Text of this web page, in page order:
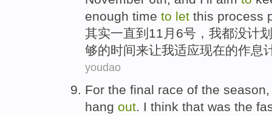
enough time to let this process
其实一直到 11月 6号， 我都没计划
够的时间来让我适应现在的作息
youdao
For the final race of the season
hang out. I think that was the